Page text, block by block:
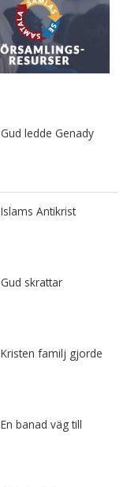
Gud ledde Genady
Islams Antikrist
Gud skrattar
Kristen familj gjorde
En banad väg till